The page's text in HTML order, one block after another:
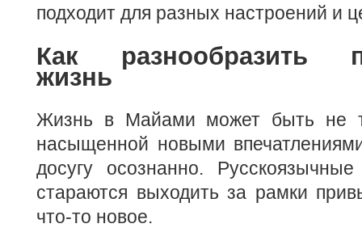
подходит для разных настроений и
Как разнообразить
жизнь
Жизнь в Майами может быть не
насыщенной новыми
досугу осознанно.
стараются выходить за рамки
что-то новое.